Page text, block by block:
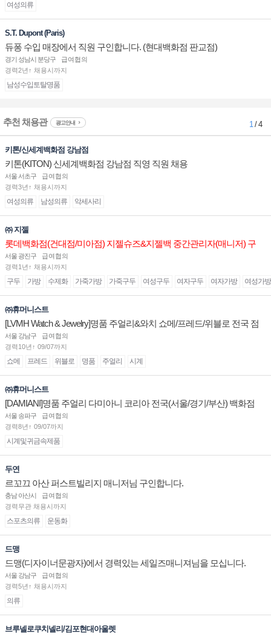
여성의류
S.T. Dupont (Paris)
듀퐁 수입 매장에서 직원 구인합니다. (현대백화점 판교점)
경기 성남시 분당구
급여협의
경력2년↑ 채용시까지
남성수입토탈명품
추천 채용관 광고안내 1/ 4
키톤/신세계백화점 강남점
키톤(KITON) 신세계백화점 강남점 직영 직원 채용
서울 서초구
급여협의
경력3년↑ 채용시까지
여성의류 남성의류 악세사리
㈜ 지젤
롯데백화점(건대점/미아점) 지젤슈즈&지젤백 중간관리자(매니저) 구
인합니다
서울 광진구
급여협의
경력1년↑ 채용시까지
구두 가방 수제화 가죽가방 가죽구두 여성구두 여자구두 여자가방 여성가방
㈜휴머니스트
[LVMH Watch & Jewelry]명품 주얼리&와치 쇼메/프레드/위블로 전국 점
장/부점장/판매사원 채용
서울 강남구
급여협의
경력10년↑ 09/07까지
쇼메 프레드 위블로 명품 주얼리 시계
㈜휴머니스트
[DAMIANI]명품 주얼리 다미아니 코리아 전국(서울/경기/부산) 백화점
부점장/판매사원 채용
서울 송파구
급여협의
경력8년↑ 09/07까지
시계및귀금속제품
두연
르꼬끄 아산 퍼스트빌리지 매니저님 구인합니다.
충남 아산시
급여협의
경력무관 채용시까지
스포츠의류 운동화
드맹
드맹(디자이너문광자)에서 경력있는 세일즈매니져님을 모십니다.
서울 강남구
급여협의
경력5년↑ 채용시까지
의류
브루넬로쿠치넬리/김포현대아울렛